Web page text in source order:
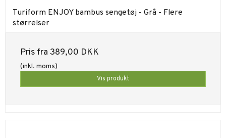
Turiform ENJOY bambus sengetøj - Grå - Flere
størrelser
Pris fra 389,00 DKK
(inkl. moms)
Vis produkt